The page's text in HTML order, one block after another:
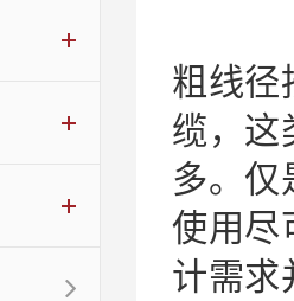
粗线径
缆，这
多。
使用尽
计需求